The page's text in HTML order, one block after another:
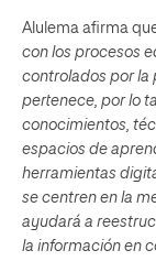
Alulema afirma
con los procesos
controlados por la
pertenece, por lo
conocimientos,
espacios de
herramientas
se centren en la
ayudará a
la información en